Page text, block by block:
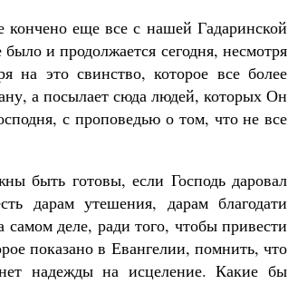
еще все с нашей Гадаринской
и продолжается сегодня, несмотря
на это свинство, которое все более
а посылает сюда людей, которых Он
с проповедью о том, что не все
быть готовы, если Господь даровал
дарам утешения, дарам благодати
деле, ради того, чтобы привести
показано в Евангелии, помнить, что
надежды на исцеление. Какие бы